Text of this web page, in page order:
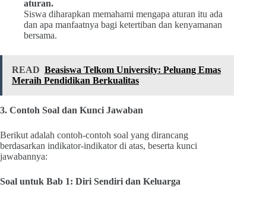
aturan.
Siswa diharapkan memahami mengapa aturan itu ada
dan apa manfaatnya bagi ketertiban dan kenyamanan
bersama.
READ Beasiswa Telkom University: Peluang Emas
Meraih Pendidikan Berkualitas
3. Contoh Soal dan Kunci Jawaban
Berikut adalah contoh-contoh soal yang dirancang
berdasarkan indikator-indikator di atas, beserta kunci
jawabannya:
Soal untuk Bab 1: Diri Sendiri dan Keluarga